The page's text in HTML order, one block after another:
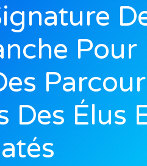
Pour
Des Élus